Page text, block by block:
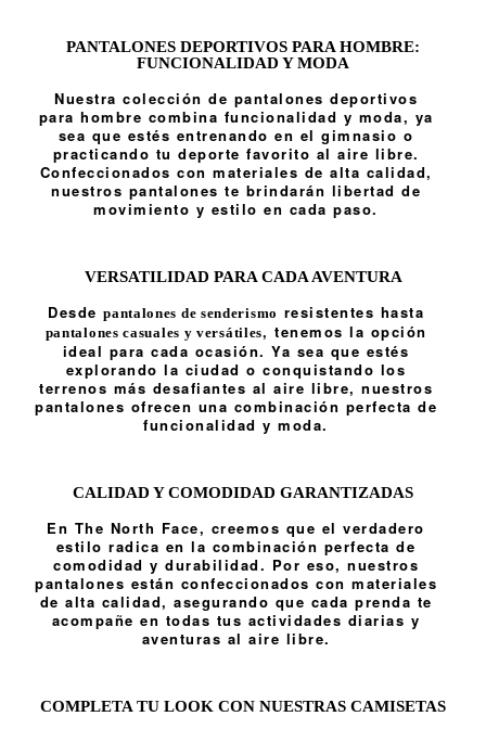
PANTALONES DEPORTIVOS PARA HOMBRE:
FUNCIONALIDAD Y MODA
Nuestra colección de pantalones deportivos
para hombre combina funcionalidad y moda, ya
sea que estés entrenando en el gimnasio o
practicando tu deporte favorito al aire libre.
Confeccionados con materiales de alta calidad,
nuestros pantalones te brindarán libertad de
movimiento y estilo en cada paso.
VERSATILIDAD PARA CADA AVENTURA
Desdepantalones de senderismo resistentes hasta
pantalones casuales y versátiles, tenemos la opción
ideal para cada ocasión. Ya sea que estés
explorando la ciudad o conquistando los
terrenos más desafiantes al aire libre, nuestros
pantalones ofrecen una combinación perfecta de
funcionalidad y moda.
CALIDAD Y COMODIDAD GARANTIZADAS
En The North Face, creemos que el verdadero
estilo radica en la combinación perfecta de
comodidad y durabilidad. Por eso, nuestros
pantalones están confeccionados con materiales
de alta calidad, asegurando que cada prenda te
acompañe en todas tus actividades diarias y
aventuras al aire libre.
COMPLETA TU LOOK CON NUESTRAS CAMISETAS